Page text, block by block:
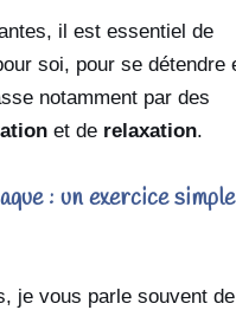
il est essentiel de
soi, pour se détendre
notamment par des
et de relaxation.
: un exercice simple
je vous parle souvent de